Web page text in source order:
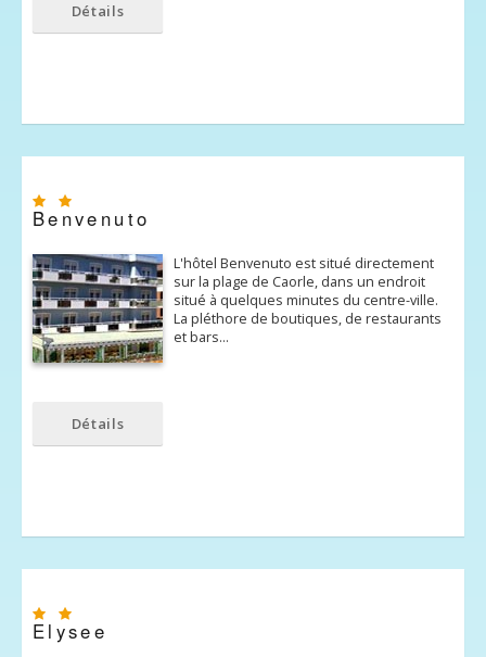
Détails
Benvenuto
L'hôtel Benvenuto est situé directement
sur ​​la plage de Caorle, dans un endroit
situé à quelques minutes du centre-ville.
La pléthore de boutiques, de restaurants
et bars…
Détails
Elysee